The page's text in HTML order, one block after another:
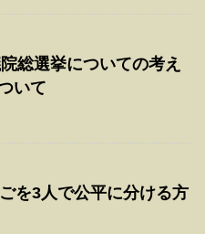
総選挙についての考え
いて
を3人で公平に分ける方